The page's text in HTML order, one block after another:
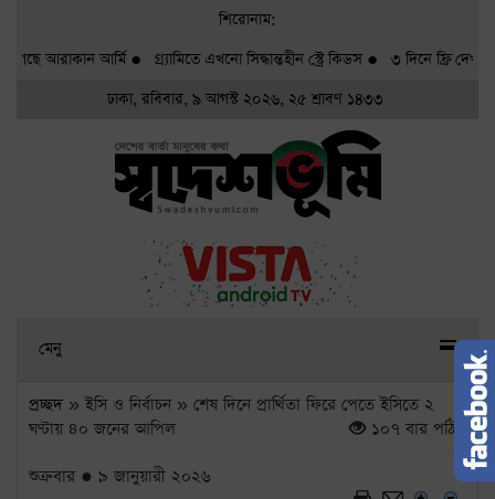
শিরোনাম:
আরাকান আর্মি●গ্র্যামিতে এখনো সিদ্ধান্তহীন স্ট্রে কিডস●৩ দিনে ফ্রি দেখা যাবে
ঢাকা, রবিবার, ৯ আগস্ট ২০২৬, ২৫ শ্রাবণ ১৪৩৩
মেনু
প্রচ্ছদ » ইসি ও নির্বাচন » শেষ দিনে প্রার্থিতা ফিরে পেতে ইসিতে ২
ঘণ্টায় ৪০ জনের আপিল
১০৭ বার পঠিত
শুক্রবার ● ৯ জানুয়ারী ২০২৬